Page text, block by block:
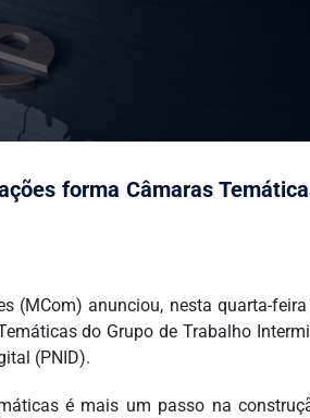
forma Câmaras
(MCom) anunciou, nesta quarta-
do Grupo de Trabalho
(PNID).
é mais um passo na